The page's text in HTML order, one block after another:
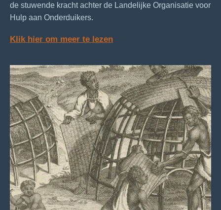
de stuwende kracht achter de Landelijke Organisatie voor
Hulp aan Onderduikers.
Klik hier om meer te lezen